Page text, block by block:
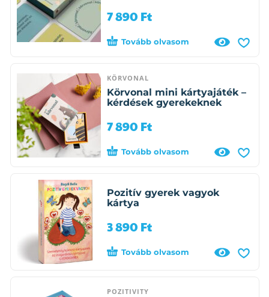
7 890 Ft
Tovább olvasom
KÖRVONAL
Körvonal mini kártyajáték –
kérdések gyerekeknek
7 890 Ft
Tovább olvasom
Pozitív gyerek vagyok
kártya
3 890 Ft
Tovább olvasom
POZITIVITY